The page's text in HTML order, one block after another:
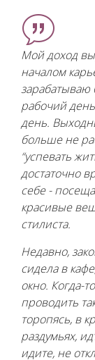
Мой доход
началом
зарабатываю
рабочий
день.
больше не
“успевать
достаточно
себе -
красивые
стилиста.
Недавно,
сидела в
окно. Когда-
проводить
торопясь, в
раздумьях,
идите, не